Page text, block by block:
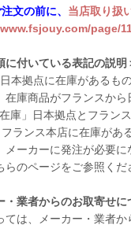
文の前に、 当店取り扱
page/
に付いている表記の説明
日本拠点に在庫があるも
在庫商品がフランスか
在庫」日本拠点とフラン
フランス本店に在庫があ
メーカーに発注が必要に
らのページをご参照く
・業者からのお取寄せに
ては、メーカー・業者か